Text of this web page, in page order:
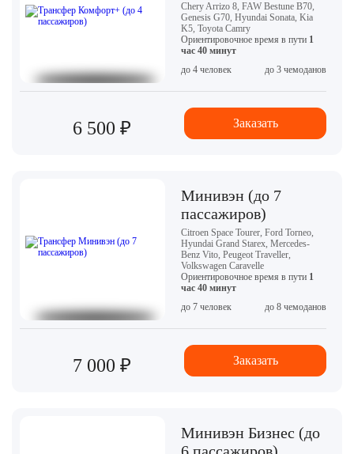
Chery Arrizo 8, FAW Bestune B70,
Genesis G70, Hyundai Sonata, Kia
K5, Toyota Camry
Ориентировочное время в пути 1
час 40 минут
до 4 человек
до 3 чемоданов
6 500 ₽ Заказать
Минивэн (до 7
пассажиров)
Citroen Space Tourer, Ford Torneo,
Hyundai Grand Starex, Mercedes-
Benz Vito, Peugeot Traveller,
Volkswagen Caravelle
Ориентировочное время в пути 1
час 40 минут
до 7 человек
до 8 чемоданов
7 000 ₽ Заказать
Минивэн Бизнес (до